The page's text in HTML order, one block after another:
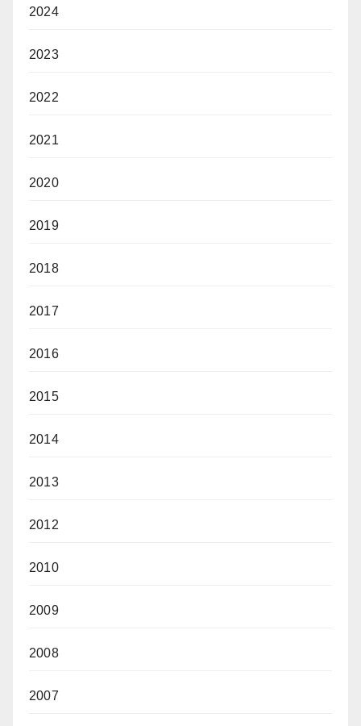
2024
2023
2022
2021
2020
2019
2018
2017
2016
2015
2014
2013
2012
2010
2009
2008
2007